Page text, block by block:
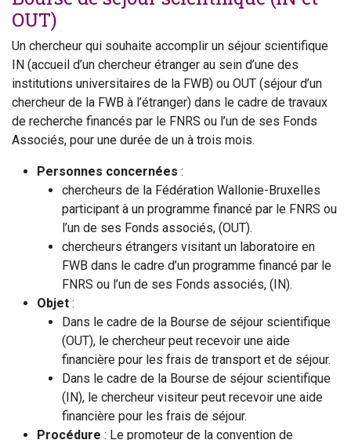
OUT)
Un chercheur qui souhaite accomplir un séjour scientifique
IN (accueil d’un chercheur étranger au sein d’une des
institutions universitaires de la FWB) ou OUT (séjour d’un
chercheur de la FWB à l’étranger) dans le cadre de travaux
de recherche financés par le FNRS ou l’un de ses Fonds
Associés, pour une durée de un à trois mois.
Personnes concernées :
chercheurs de la Fédération Wallonie-Bruxelles
participant à un programme financé par le FNRS ou
l’un de ses Fonds associés, (OUT).
chercheurs étrangers visitant un laboratoire en
FWB dans le cadre d’un programme financé par le
FNRS ou l’un de ses Fonds associés, (IN).
Objet :
Dans le cadre de la Bourse de séjour scientifique
(OUT), le chercheur peut recevoir une aide
financière pour les frais de transport et de séjour.
Dans le cadre de la Bourse de séjour scientifique
(IN), le chercheur visiteur peut recevoir une aide
financière pour les frais de séjour.
Procédure : Le promoteur de la convention de